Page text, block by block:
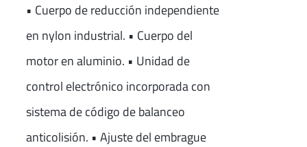
• Cuerpo de reducción independiente
en nylon industrial. • Cuerpo del
motor en aluminio. • Unidad de
control electrónico incorporada con
sistema de código de balanceo
anticolisión. • Ajuste del embrague